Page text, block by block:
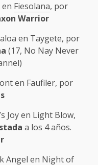
Fiesolana, por
Warrior
en Taygete, por
(17, No Nay Never
en Faufiler, por
Joy en Light Blow,
a los 4 años.
Angel en Night of